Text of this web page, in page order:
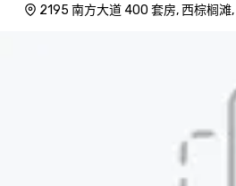
2195 南方大道 400 套房, 西棕榈滩